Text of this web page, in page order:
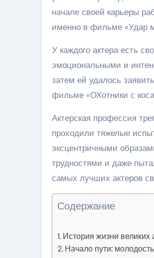
начале своей карьеры
именно в фильме «Удар
У каждого актера есть
эмоциональными и
затем ей удалось
фильме «ОХотники с
Актерская профессия
проходили тяжелые
эксцентричными
трудностями и даже
самых лучших актеров
Содержание
История жизни великих
Начало пути: